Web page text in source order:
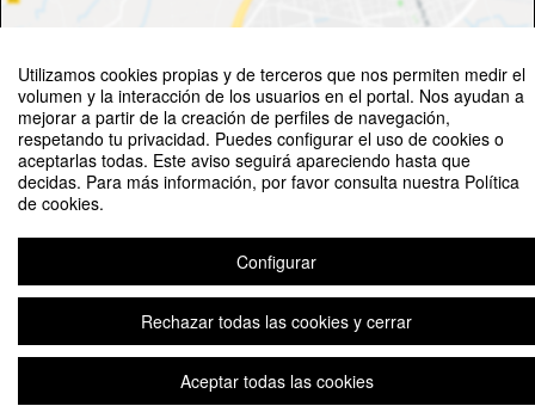
Utilizamos cookies propias y de terceros que nos permiten medir el
volumen y la interacción de los usuarios en el portal. Nos ayudan a
mejorar a partir de la creación de perfiles de navegación,
respetando tu privacidad. Puedes configurar el uso de cookies o
aceptarlas todas. Este aviso seguirá apareciendo hasta que
decidas. Para más información, por favor consulta nuestra Política
de cookies.
Configurar
Rechazar todas las cookies y cerrar
Aceptar todas las cookies
©OpenStreetMapContributors
Contacto
Plataforma de organización de eventos Symposium